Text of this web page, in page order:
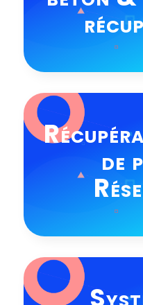
de